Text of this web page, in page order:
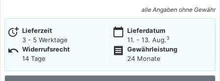
alle Angaben ohne Gewähr
more_time Lieferzeit
3 - 5 Werktage
calendar_today Lieferdatum
11. - 13. Aug.3
undo Widerrufsrecht
14 Tage
receipt
Gewährleistung
24 Monate